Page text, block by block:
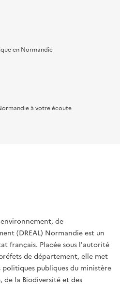
en Normandie
à votre écoute
de
(DREAL) Normandie est un
français. Placée sous l'autorité
de département, elle met
publiques du ministère
de la Biodiversité et des